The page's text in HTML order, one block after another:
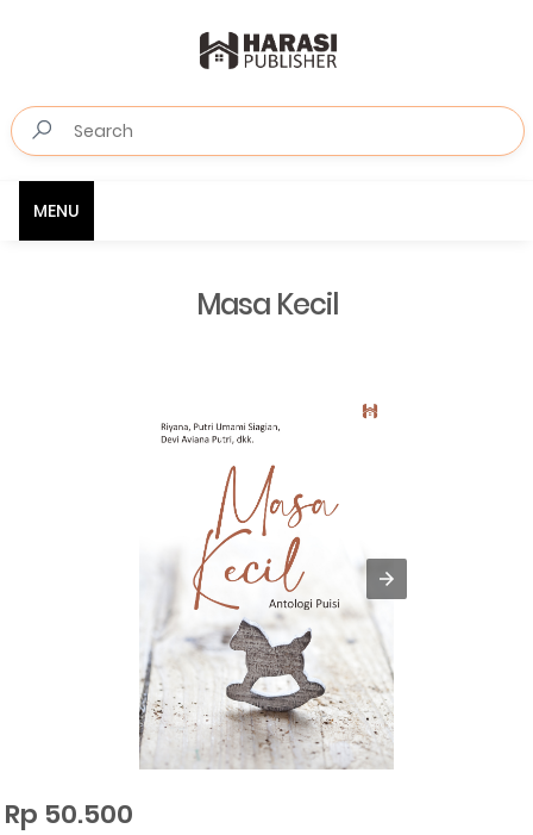
MENU
Masa Kecil
Rp 50.500